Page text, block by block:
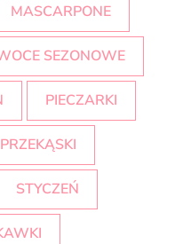
MASCARPONE
SEZONOWE
PIECZARKI
PRZEKĄSKI
STYCZEŃ